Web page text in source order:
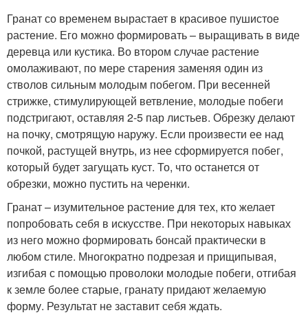
Гранат со временем вырастает в красивое пушистое
растение. Его можно формировать – выращивать в виде
деревца или кустика. Во втором случае растение
омолаживают, по мере старения заменяя один из
стволов сильным молодым побегом. При весенней
стрижке, стимулирующей ветвление, молодые побеги
подстригают, оставляя 2-5 пар листьев. Обрезку делают
на почку, смотрящую наружу. Если произвести ее над
почкой, растущей внутрь, из нее сформируется побег,
который будет загущать куст. То, что останется от
обрезки, можно пустить на черенки.
Гранат – изумительное растение для тех, кто желает
попробовать себя в искусстве. При некоторых навыках
из него можно формировать бонсай практически в
любом стиле. Многократно подрезая и прищипывая,
изгибая с помощью проволоки молодые побеги, отгибая
к земле более старые, гранату придают желаемую
форму. Результат не заставит себя ждать.